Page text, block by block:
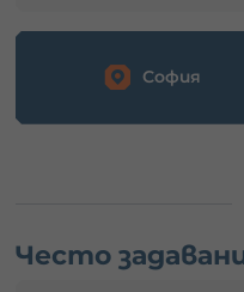
София
Често